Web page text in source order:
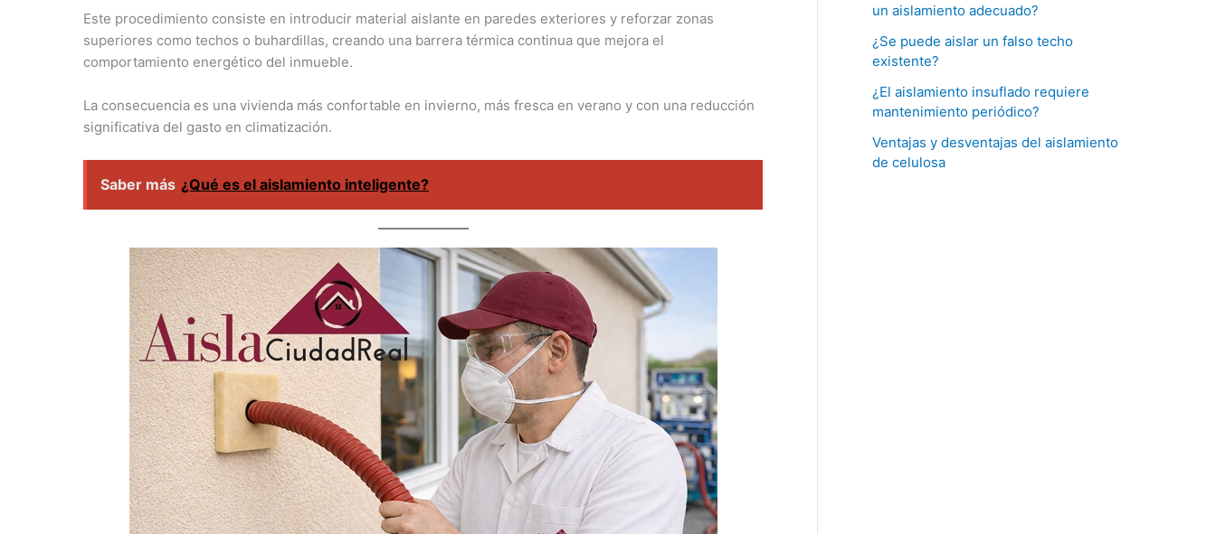
Este procedimiento consiste en introducir material aislante en paredes exteriores y reforzar zonas
superiores como techos o buhardillas, creando una barrera térmica continua que mejora el
comportamiento energético del inmueble.
La consecuencia es una vivienda más confortable en invierno, más fresca en verano y con una reducción
significativa del gasto en climatización.
Saber más ¿Qué es el aislamiento inteligente?
un aislamiento adecuado?
¿Se puede aislar un falso techo
existente?
¿El aislamiento insuflado requiere
mantenimiento periódico?
Ventajas y desventajas del aislamiento
de celulosa